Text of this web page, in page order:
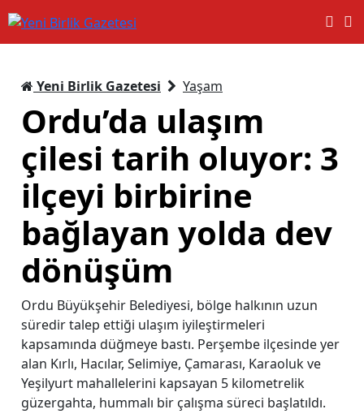
Yeni Birlik Gazetesi Yaşam
Ordu’da ulaşım
çilesi tarih oluyor: 3
ilçeyi birbirine
bağlayan yolda dev
dönüşüm
Ordu Büyükşehir Belediyesi, bölge halkının uzun
süredir talep ettiği ulaşım iyileştirmeleri
kapsamında düğmeye bastı. Perşembe ilçesinde yer
alan Kırlı, Hacılar, Selimiye, Çamarası, Karaoluk ve
Yeşilyurt mahallelerini kapsayan 5 kilometrelik
güzergahta, hummalı bir çalışma süreci başlatıldı.